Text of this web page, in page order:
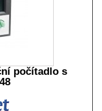
počítadlo s